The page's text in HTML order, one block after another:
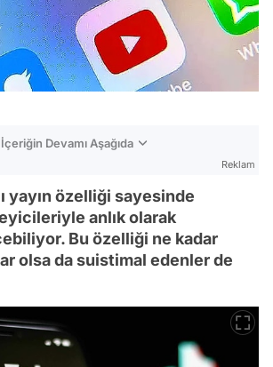
İçeriğin Devamı Aşağıda
Reklam
yayın özelliği sayesinde
anlık olarak
Bu özelliği ne kadar
olsa da suistimal edenler de